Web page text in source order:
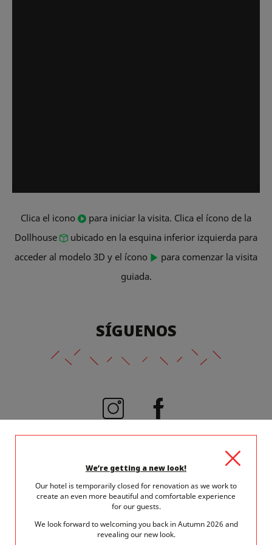
Clica el icono
para iniciar la visita. Clica el ícono de la
Dollhouse
ubicado en la esquina inferior izquierda para
acceder al modelo 3D y el ícono
para comenzar la visita
guiada.
SÍGUENOS
@viceversahotel
We’re getting a new look!
Our hotel is temporarily closed for renovation as we work to
create an even more beautiful and comfortable experience
for our guests.
We look forward to welcoming you back in Autumn 2026 and
revealing our new look.